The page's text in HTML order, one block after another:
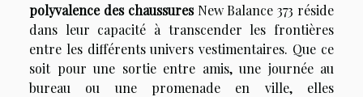
polyvalence des chaussuresNew Balance 373 réside
dans leur capacité à transcender les frontières
entre les différents univers vestimentaires. Que ce
soit pour une sortie entre amis, une journée au
bureau ou une promenade en ville, elles